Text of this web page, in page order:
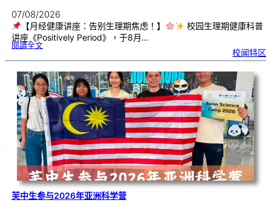
07/08/2026
【月经健康讲座：告别生理期焦虑！】
校园生理期健康科普
讲座《Positively Period》，于8月…
閱讀全文:月
康
座
告
别
生
理
期
焦
虑
！
校闻特区
芙中生参与2026年亚洲科学营